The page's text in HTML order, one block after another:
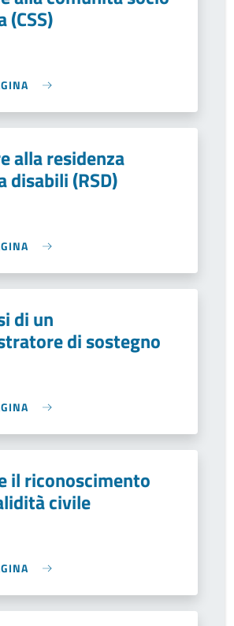
alla residenza
disabili (RSD)
di un
di sostegno
il riconoscimento
civile